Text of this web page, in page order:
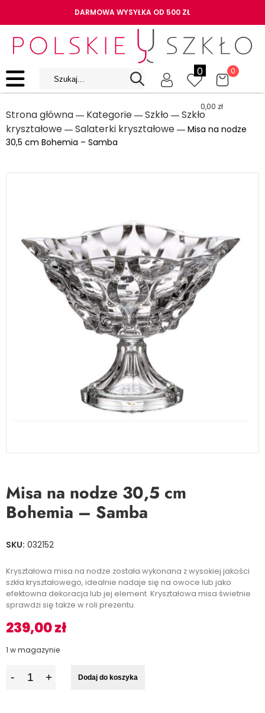
DARMOWA WYSYŁKA OD 500 ZŁ
0 0
0,00 zł
Strona główna ― Kategorie ― Szkło ― Szkło
kryształowe ― Salaterki kryształowe ― Misa na nodze
30,5 cm Bohemia – Samba
Misa na nodze 30,5 cm
Bohemia – Samba
SKU: 032152
Kryształowa misa na nodze została wykonana z wysokiej jakości
szkła kryształowego, idealnie nadaje się na owoce lub jako
efektowna dekoracja lub jej element. Kryształowa misa świetnie
sprawdzi się także w roli prezentu.
239,00zł
1 w magazynie
Dodaj do koszyka